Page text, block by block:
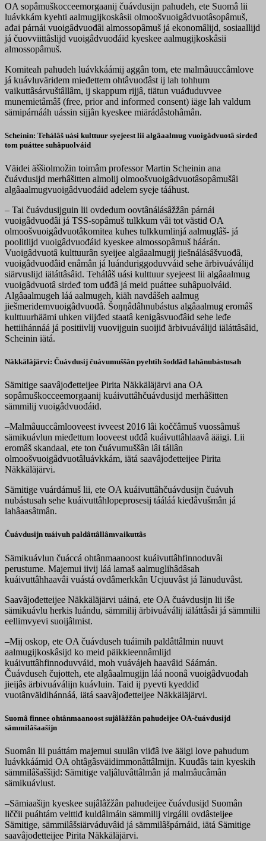
OA sopâmuškocceemorgaanij čuávdusijn pahudeh, ete Suomâ lii
luávkkám kyehti aalmugijkoskâsii olmoošvuoigâdvuotâsopâmuš,
ađai párnái vuoigâdvuođâi almossopâmuš já ekonomâlijd, sosiaallijd
já čuovviittâslijd vuoigâdvuođáid kyeskee aalmugijkoskâsii
almossopâmuš.
Komiteah pahudeh luávkkáámij aggân tom, ete malmâuuccâmlove
já kuávluväridem mieđettem ohtâvuođâst ij lah tohhum
vaikuttâsárvuštâllâm, ij skappum rijjâ, tiätun vuáđuduvvee
munemietâmâš (free, prior and informed consent) iäge lah valdum
sämipárnááh uássin sijjân kyeskee miärádâstohâmân.
Scheinin: Tehálâš uási kulttuur syejeest lii algâaalmug vuoigâdvuotâ sirdeđ
tom puáttee suhâpuolváid
Väidei äššiolmožin toimâm professor Martin Scheinin ana
čuávdusijd merhâšitten almolij olmoošvuoigâdvuotâsopâmušâi
algâaalmugvuoigâdvuođáid adelem syeje tááhust.
– Tai čuávdusijguin lii ovdedum oovtânálásâžžân párnái
vuoigâdvuođâi já TSS-sopâmuš tulkkum vâi tot västid OA
olmoošvuoigâdvuotâkomitea kuhes tulkkumlinjá aalmuglâš- já
poolitlijd vuoigâdvuođáid kyeskee almossopâmuš háárán.
Vuoigâdvuotâ kulttuurân syeijee algâaalmugij jiešnálásâšvuođâ,
vuoigâdvuođâid enâmân já luánduriggoduvváid sehe ärbivuáválijd
siärvuslijd iäláttâsâid. Tehálâš uási kulttuur syejeest lii algâaalmug
vuoigâdvuotâ sirdeđ tom uđđâ já meid puáttee suhâpuolváid.
Algâaalmugeh láá aalmugeh, kiäh navdâšeh aalmug
jiešmeridemvuoigâdvuođâ. Šoŋŋâdâhnubástus algâaalmug eromâš
kulttuurhäämi uhken viijđed staatâ kenigâsvuođâid sehe leđe
hettiihánnáá já positiivlij vuovijguin suoijiđ ärbivuáválijd iäláttâsâid,
Scheinin iätá.
Näkkäläjärvi: Čuávdusij čuávumuššân pyehtih šoddâđ lahânubástusah
Sämitige saavâjođetteijee Pirita Näkkäläjärvi ana OA
sopâmuškocceemorgaanij kuáivuttâhčuávdusijd merhâšitten
sämmilij vuoigâdvuođáid.
–Malmâuuccâmlooveest ivveest 2016 lâi koččâmuš vuossâmuš
sämikuávlun mieđettum looveest uđđâ kuáivuttâhlaavâ ääigi. Lii
eromâš skandaal, ete ton čuávumuššân lâi tállân
olmoošvuoigâdvuotâluávkkám, iätá saavâjođetteijee Pirita
Näkkäläjärvi.
Sämitige vuárdámuš lii, ete OA kuáivuttâhčuávdusijn čuávuh
nubástusah sehe kuáivuttâhlopeprosesij tááláá kieđâvušmân já
lahâaasâtmân.
Čuávdusijn tuáivuh paldâttâllâmvaikuttâs
Sämikuávlun čuáccá ohtânmaanoost kuáivuttâhfinnoduvâi
perustume. Majemui iivij láá lamaš aalmuglihâdâsah
kuáivuttâhhaavâi vuástá ovdâmerkkân Ucjuuvâst já Iänuduvâst.
Saavâjođetteijee Näkkäläjärvi uáiná, ete OA čuávdusijn lii iše
sämikuávlu herkis luándu, sämmilij ärbivuáválij iäláttâsâi já sämmilii
eellimvyevi suoijâlmist.
–Mij oskop, ete OA čuávduseh tuáimih paldâttâlmin nuuvt
aalmugijkoskâsijd ko meid päikkieennâmlijd
kuáivuttâhfinnoduvváid, moh vuávájeh haavâid Sáámán.
Čuávduseh čujotteh, ete algâaalmugijn láá noonâ vuoigâdvuođah
jieijâs ärbivuáválijn kuávluin. Taid ij pyevti kyeddiđ
vuotânväldihánnáá, iätá saavâjođetteijee Näkkäläjärvi.
Suomâ finnee ohtânmaanoost sujâlâžžân pahudeijee OA-čuávdusijd
sämmilâšaašijn
Suomân lii puáttám majemui suulân viiđâ ive ääigi love pahudum
luávkkáámid OA ohtâgâsväidimmonâttâlmijn. Kuuđâs tain kyeskih
sämmilâšaššijd: Sämitige valjâluvâttâlmân já malmâucâmân
sämikuávlust.
–Sämiaašijn kyeskee sujâlâžžân pahudeijee čuávdusijd Suomân
liččii puáhtám velttiđ kuldâlmáin sämmilij virgálii ovdâsteijee
Sämitige, sämmilâšsiärváduvâid já sämmilâšpárnáid, iätá Sämitige
saavâjođetteijee Pirita Näkkäläjärvi.